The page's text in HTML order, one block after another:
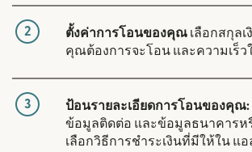
2 ตั้งค่าการโอนของคุณ เลือกสกุลเ
คุณต้องการจะโอน และความเร็ว
3 ป้อนรายละเอียดการโอนของคุณ:
ข้อมูลติดต่อ และข้อมูลธนาคารห
เลือกวิธีการชำระเงินที่มีให้ใน แอ